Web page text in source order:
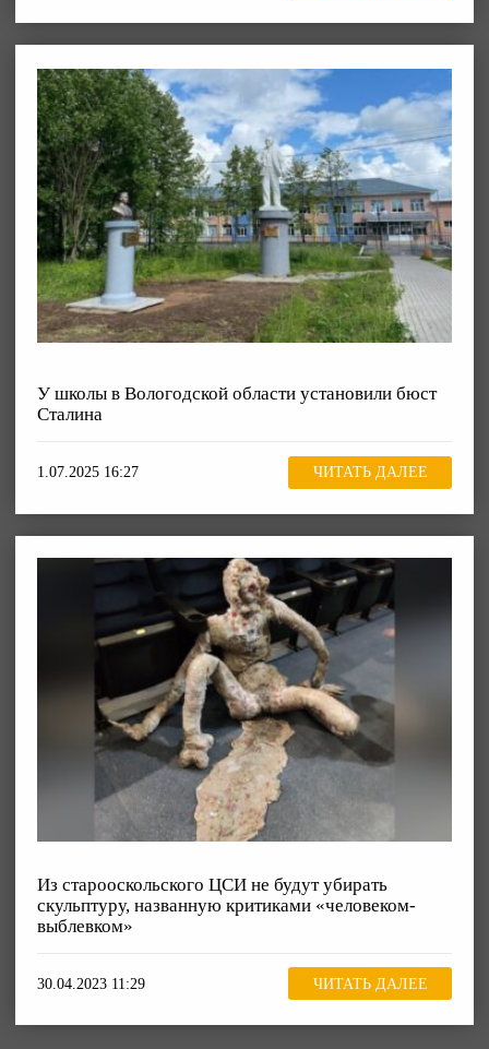
У школы в Вологодской области установили бюст
Сталина
1.07.2025 16:27 ЧИТАТЬ ДАЛЕЕ
Из старооскольского ЦСИ не будут убирать
скульптуру, названную критиками «человеком-
выблевком»
30.04.2023 11:29 ЧИТАТЬ ДАЛЕЕ